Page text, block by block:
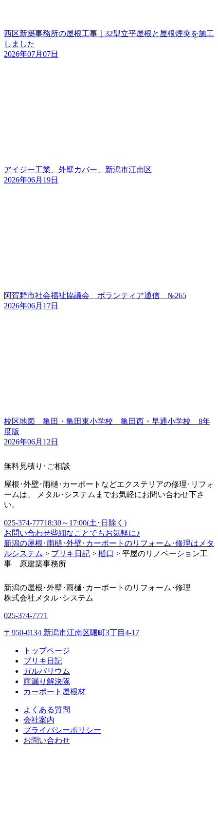
西区新築事務所の屋根工事｜32型立平屋根と屋根煙突を施工
しました
2026年07月07日
アイジー工業、外壁カバー、新潟市江南区
2026年06月19日
阿賀野市社会福祉協議会 ボランティア通信 №265
2026年06月17日
校区地図 亀田・亀田東小学校 亀田西・早通小学校 8年
度版
2026年06月12日
無料見積り･ご相談
屋根･外壁･雨樋･カーポートなどエクステリアの修理･リフォ
ームは、 メタル･システムまでお気軽にお問い合わせ下さ
い。
025-374-77718:30～17:00(土･日除く)
お問い合わせ些細なことでもお気軽に♪
新潟の屋根･雨樋･外壁･カーポートのリフォーム･修理はメタ
ルシステム > ブリキ日記 > 樋口 > 平屋のリノベーション工
事 原建築事務所
新潟の屋根･外壁･雨樋･カーポートのリフォーム･修理
株式会社 メタル･システム
025-374-7771
〒950-0134 新潟市江南区曙町3丁目4-17
トップページ
ブリキ日記
ガルバリウム
雨漏り解決隊
カーポート屋根材
よくある質問
会社案内
プライバシーポリシー
お問い合わせ